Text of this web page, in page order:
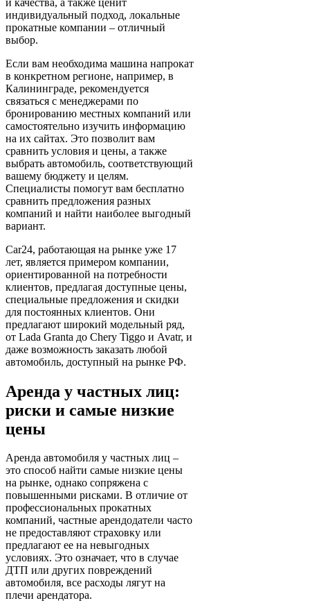
индивидуальный подход, локальные
прокатные компании – отличный
выбор.
Если вам необходима машина напрокат
в конкретном регионе, например, в
Калининграде, рекомендуется
связаться с менеджерами по
бронированию местных компаний или
самостоятельно изучить информацию
на их сайтах. Это позволит вам
сравнить условия и цены, а также
выбрать автомобиль, соответствующий
вашему бюджету и целям.
Специалисты помогут вам бесплатно
сравнить предложения разных
компаний и найти наиболее выгодный
вариант.
Car24, работающая на рынке уже 17
лет, является примером компании,
ориентированной на потребности
клиентов, предлагая доступные цены,
специальные предложения и скидки
для постоянных клиентов. Они
предлагают широкий модельный ряд,
от Lada Granta до Chery Tiggo и Avatr, и
даже возможность заказать любой
автомобиль, доступный на рынке РФ.
Аренда у частных лиц:
риски и самые низкие
цены
Аренда автомобиля у частных лиц –
это способ найти самые низкие цены
на рынке, однако сопряжена с
повышенными рисками. В отличие от
профессиональных прокатных
компаний, частные арендодатели часто
не предоставляют страховку или
предлагают ее на невыгодных
условиях. Это означает, что в случае
ДТП или других повреждений
автомобиля, все расходы лягут на
плечи арендатора.